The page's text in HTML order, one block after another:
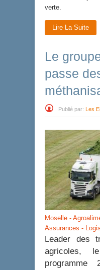
verte.
Lire La Suite
Le
passe
Publié par: Les
Moselle -
Assurances -
Leader des
agricoles,
programme